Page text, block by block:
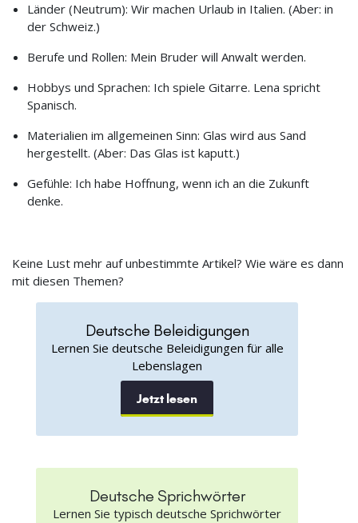
Länder (Neutrum): Wir machen Urlaub in Italien. (Aber: in
der Schweiz.)
Berufe und Rollen: Mein Bruder will Anwalt werden.
Hobbys und Sprachen: Ich spiele Gitarre. Lena spricht
Spanisch.
Materialien im allgemeinen Sinn: Glas wird aus Sand
hergestellt. (Aber: Das Glas ist kaputt.)
Gefühle: Ich habe Hoffnung, wenn ich an die Zukunft
denke.
Keine Lust mehr auf unbestimmte Artikel? Wie wäre es dann
mit diesen Themen?
Deutsche Beleidigungen
Lernen Sie deutsche Beleidigungen für alle
Lebenslagen
Jetzt lesen
Deutsche Sprichwörter
Lernen Sie typisch deutsche Sprichwörter